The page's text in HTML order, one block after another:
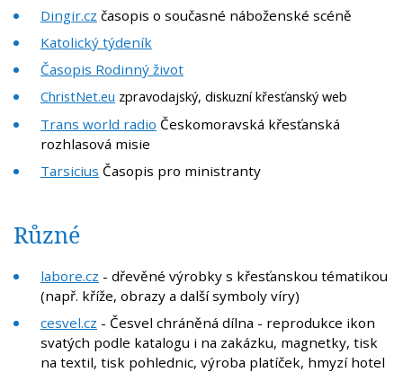
Dingir.cz časopis o současné náboženské scéně
Katolický týdeník
Časopis Rodinný život
ChristNet.eu zpravodajský, diskuzní křesťanský web
Trans world radio Českomoravská křesťanská
rozhlasová misie
Tarsicius Časopis pro ministranty
Různé
labore.cz - dřevěné výrobky s křesťanskou tématikou
(např. kříže, obrazy a další symboly víry)
cesvel.cz - Česvel chráněná dílna - reprodukce ikon
svatých podle katalogu i na zakázku, magnetky, tisk
na textil, tisk pohlednic, výroba platíček, hmyzí hotel